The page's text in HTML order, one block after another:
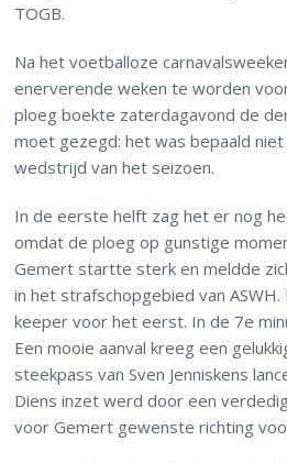
TOGB.
Na het voetballoze
enerverende weken te worden
ploeg boekte zaterdagavond de
moet gezegd: het was bepaald
wedstrijd van het seizoen.
In de eerste helft zag het er nog
omdat de ploeg op gunstige
Gemert startte sterk en meldde
in het strafschopgebied van
keeper voor het eerst. In de 7e
Een mooie aanval kreeg een
steekpass van Sven Jenniskens
Diens inzet werd door een
voor Gemert gewenste richting